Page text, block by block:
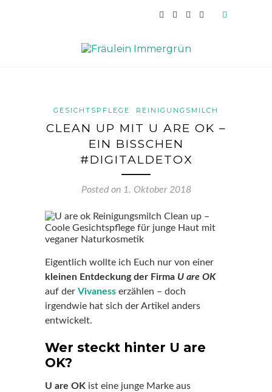
GESICHTSPFLEGE REINIGUNGSMILCH
CLEAN UP MIT U ARE OK –
EIN BISSCHEN
#DIGITALDETOX
Posted on 1. Oktober 2018
Eigentlich wollte ich Euch nur von einer
kleinen Entdeckung der Firma U are OK
auf der Vivaness erzählen – doch
irgendwie hat sich der Artikel anders
entwickelt.
Wer steckt hinter U are
OK?
U are OK ist eine junge Marke aus